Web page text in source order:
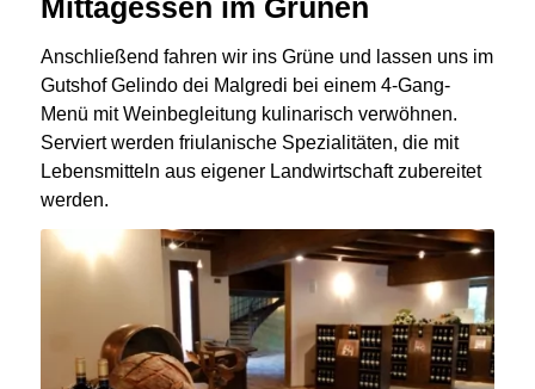
Mittagessen im Grünen
Anschließend fahren wir ins Grüne und lassen uns im
Gutshof Gelindo dei Malgredi bei einem 4-Gang-
Menü mit Weinbegleitung kulinarisch verwöhnen.
Serviert werden friulanische Spezialitäten, die mit
Lebensmitteln aus eigener Landwirtschaft zubereitet
werden.